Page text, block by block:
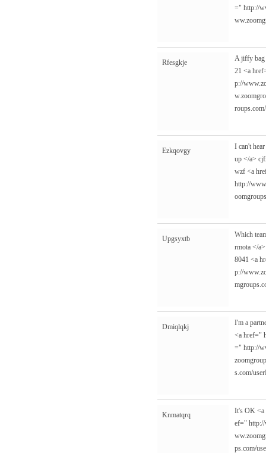
=" http://
Rfesgkje
A jiffy
21 <a
p://
Ezkqovgy
I can't
up </a>
wzf <a
http://
Upgsyxtb
Which
rmota </
8041 <a
p://
Dmiqlqkj
I'm a
<a href="
=" http://
s.com/
Knmatqrq
It's OK
ef="
ps.com/